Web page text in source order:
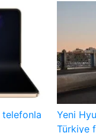
telefonla
Yeni
Türkiye